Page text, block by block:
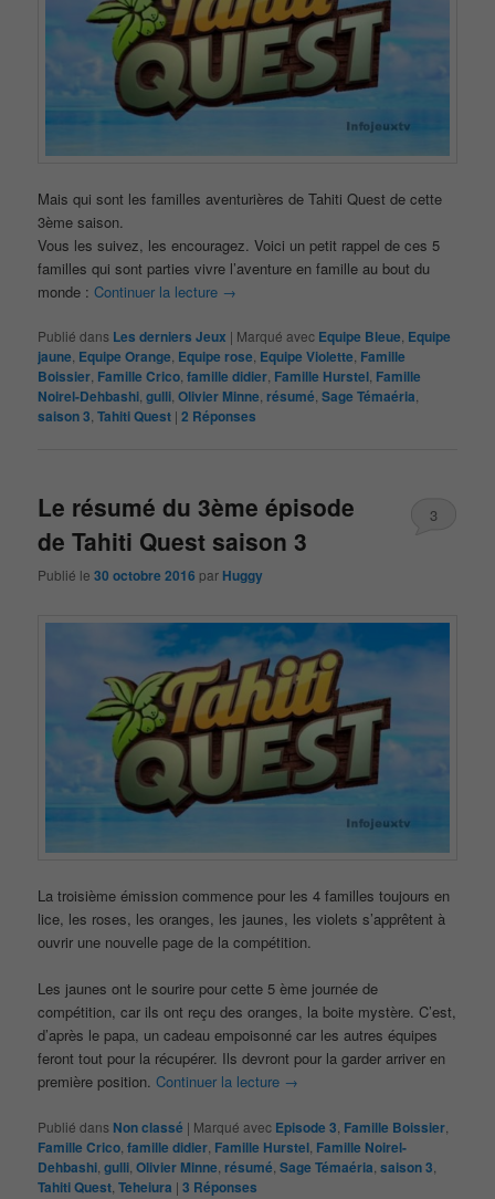
Mais qui sont les familles aventurières de Tahiti Quest de cette
3ème saison.
Vous les suivez, les encouragez. Voici un petit rappel de ces 5
familles qui sont parties vivre l’aventure en famille au bout du
monde :Continuer la lecture →
Publié dans Les derniers Jeux | Marqué avec Equipe Bleue Equipe
jaune Equipe Orange Equipe rose Equipe Violette Famille
Boissier Famille Crico ,famille didier Famille Hurstel Famille
Noirel-Dehbashi ,gulli ,Olivier Minne résumé ,Sage Témaéria
saison 3 ,Tahiti Quest |2 Réponses
Le résumé du 3ème épisode
de Tahiti Quest saison 3
Publié le30 octobre 2016 par Huggy
3
La troisième émission commence pour les 4 familles toujours en
lice, les roses, les oranges, les jaunes, les violets s’apprêtent à
ouvrir une nouvelle page de la compétition.
Les jaunes ont le sourire pour cette 5 ème journée de
compétition, car ils ont reçu des oranges, la boite mystère. C’est,
d’après le papa, un cadeau empoisonné car les autres équipes
feront tout pour la récupérer. Ils devront pour la garder arriver en
première position.Continuer la lecture →
Publié dans Non classé | Marqué avec Episode 3 Famille Boissier
Famille Crico ,famille didier Famille Hurstel Famille Noirel-
Dehbashi ,gulli ,Olivier Minne résumé ,Sage Témaéria ,saison 3
Tahiti Quest ,Teheiura |3 Réponses